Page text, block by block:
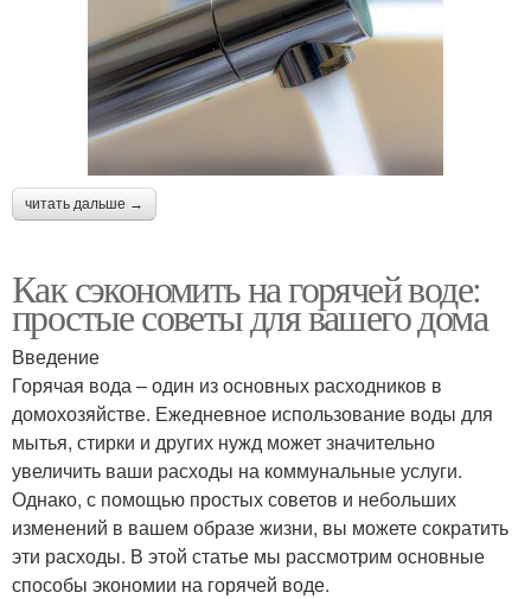
читать дальше →
Как сэкономить на горячей воде:
простые советы для вашего дома
Введение
Горячая вода – один из основных расходников в
домохозяйстве. Ежедневное использование воды для
мытья, стирки и других нужд может значительно
увеличить ваши расходы на коммунальные услуги.
Однако, с помощью простых советов и небольших
изменений в вашем образе жизни, вы можете сократить
эти расходы. В этой статье мы рассмотрим основные
способы экономии на горячей воде.